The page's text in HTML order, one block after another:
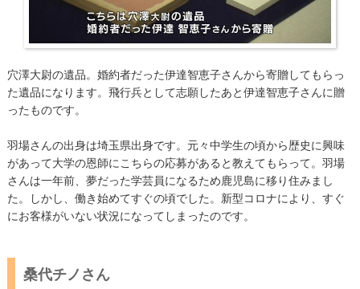
穴澤大尉の遺品。婚約者だった伊達智恵子さんから寄贈してもらっ
た遺品になります。飛行兵として志願したあと伊達智恵子さんに贈
ったものです。
羽場さんの出身は埼玉県出身です。元々中学生の頃から歴史に興味
があって大学の恩師にこちらの応募があると教えてもらって。羽場
さんは一年前、夢だった学芸員になるため鹿児島に移り住みまし
た。しかし、働き始めてすぐの頃でした。新型コロナにより、すぐ
にお客様がいない状況になってしまったのです。
桑代チノさん